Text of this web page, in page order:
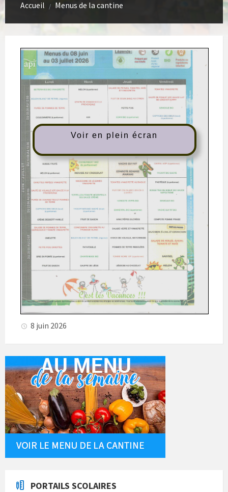
Accueil / Menus de la cantine
Voir en plein écran
8 juin 2026
PORTAILS SCOLAIRES